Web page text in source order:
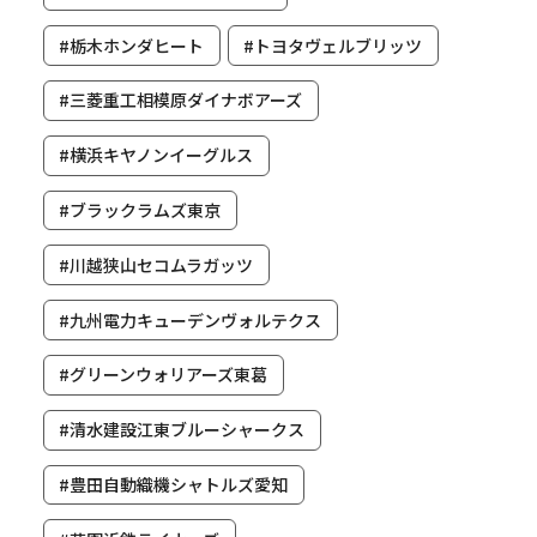
#栃木ホンダヒート #トヨタヴェルブリッツ
#三菱重工相模原ダイナボアーズ
#横浜キヤノンイーグルス
#ブラックラムズ東京
#川越狭山セコムラガッツ
#九州電力キューデンヴォルテクス
#グリーンウォリアーズ東葛
#清水建設江東ブルーシャークス
#豊田自動織機シャトルズ愛知